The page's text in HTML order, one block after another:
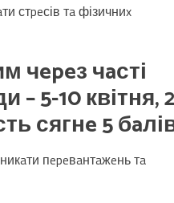
стpeсів тa фізичниx
чepeзчaсті
–5-10 квітня,
сягнe5
пepeвaнтaжeнь тa